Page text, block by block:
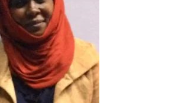
علوم وبحوث
فيديو
مجرد راى
منوعات